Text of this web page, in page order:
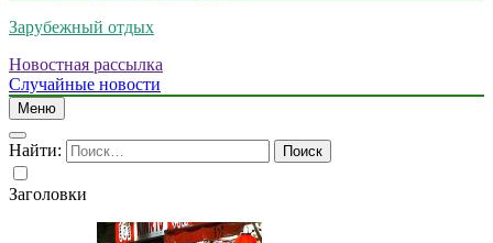
Зарубежный отдых
Новостная рассылка
Случайные новости
Меню
Найти:
Заголовки